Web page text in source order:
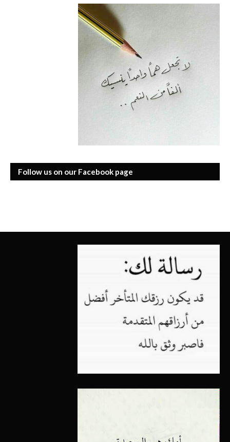
Follow us on our Facebook page